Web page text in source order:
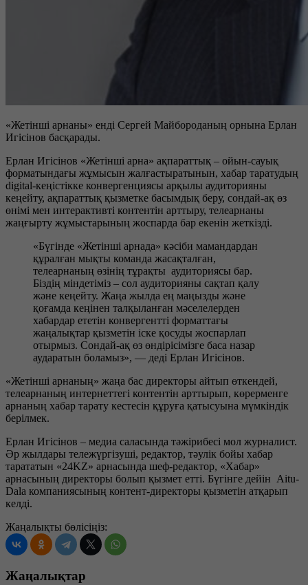
«Жетінші арнаны» енді Сергей Майбороданың орнына Ерлан
Игісінов басқарады.
Ерлан Игісінов «Жетінші арна» ақпараттық – ойын-сауық
форматындағы жұмысын жалғастыратынын, хабар таратудың
digital-кеңістікке конвергенциясы арқылы аудиторияны
кеңейту, ақпараттық қызметке басымдық беру, сондай-ақ өз
өнімі мен интерактивті контентін арттыру, телеарнаны
жаңғырту жұмыстарының жоспарда бар екенін жеткізді.
«Бүгінде «Жетінші арнада» кәсіби мамандардан
құралған мықты команда жасақталған,
телеарнаның өзінің тұрақты аудиториясы бар.
Біздің міндетіміз – сол аудиторияны сақтап қалу
және кеңейту. Жаңа жылда ең маңызды және
қоғамда кеңінен талқыланған мәселелерден
хабардар ететін конвергентті форматтағы
жаңалықтар қызметін іске қосуды жоспарлап
отырмыз. Сондай-ақ өз өндірісімізге баса назар
аударатын боламыз», — деді Ерлан Игісінов.
«Жетінші арнаның» жаңа бас директоры айтып өткендей,
телеарнаның интернеттегі контентін арттырып, көрерменге
арнаның хабар тарату кестесін құруға қатысуына мүмкіндік
берілмек.
Ерлан Игісінов – медиа саласында тәжірибесі мол журналист.
Әр жылдары тележүргізуші, редактор, тәулік бойы хабар
тарататын «24KZ» арнасында шеф-редактор, «Хабар»
арнасының директоры болып қызмет етті. Бүгінге дейін Aitu-
Dala компаниясының контент-директоры қызметін атқарып
келді.
Жаңалықты бөлісіңіз:
Жаңалықтар